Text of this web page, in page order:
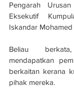
Pengarah
Eksekutif
Iskandar Mohamed
Beliau
mendapatkan
berkaitan kerana
pihak mereka.